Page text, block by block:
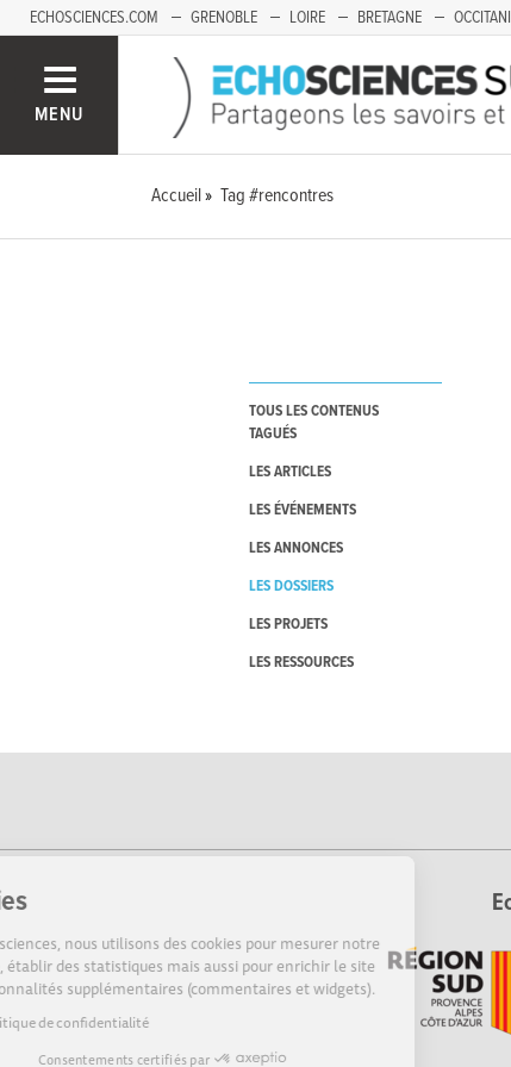
Sur Echosciences, nous utilisons des cookies pour mesurer notre
audience, établir des statistiques mais aussi pour enrichir le site
de fonctionnalités supplémentaires (commentaires et widgets).
Lire la politique de confidentialité
Consentements certifiés par
ECHOSCIENCES.COM GRENOBLE LOIRE BRETAGNE
MENU
Accueil Tag #rencontres
TOUS LES CONTENUS
TAGUÉS
LES ARTICLES
LES ÉVÉNEMENTS
LES ANNONCES
LES DOSSIERS
LES PROJETS
LES RESSOURCES